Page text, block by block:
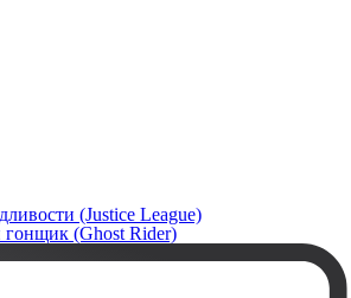
(Justice League)
(Ghost Rider)